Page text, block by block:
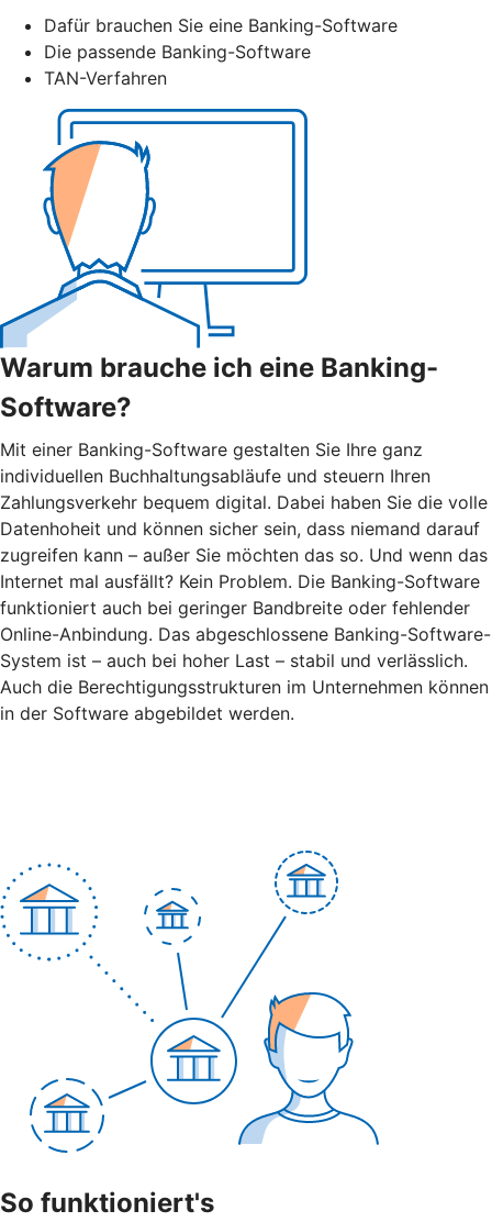
Dafür brauchen Sie eine Banking-Software
Die passende Banking-Software
TAN-Verfahren
Warum brauche ich eine Banking-
Software?
Mit einer Banking-Software gestalten Sie Ihre ganz
individuellen Buchhaltungsabläufe und steuern Ihren
Zahlungsverkehr bequem digital. Dabei haben Sie die volle
Datenhoheit und können sicher sein, dass niemand darauf
zugreifen kann – außer Sie möchten das so. Und wenn das
Internet mal ausfällt? Kein Problem. Die Banking-Software
funktioniert auch bei geringer Bandbreite oder fehlender
Online-Anbindung. Das abgeschlossene Banking-Software-
System ist – auch bei hoher Last – stabil und verlässlich.
Auch die Berechtigungsstrukturen im Unternehmen können
in der Software abgebildet werden.
So funktioniert's